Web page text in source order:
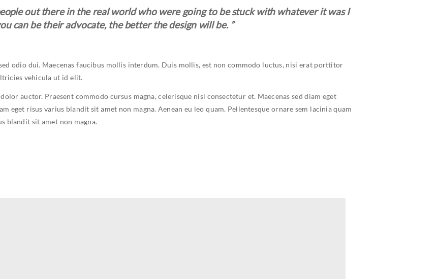
out there in the real world who were going to be stuck with whatever it was I
can be their advocate, the better the design will be. ”
odio dui. Maecenas faucibus mollis interdum. Duis mollis, est non commodo luctus, nisi erat porttitor
vehicula ut id elit.
auctor. Praesent commodo cursus magna, celerisque nisl consectetur et. Maecenas sed diam eget
eget risus varius blandit sit amet non magna. Aenean eu leo quam. Pellentesque ornare sem lacinia quam
blandit sit amet non magna.